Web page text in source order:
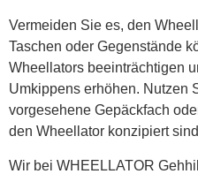
Vermeiden Sie es, den
Taschen oder Gegenstände
Wheellators beeinträchtigen
Umkippens erhöhen. Nutzen
vorgesehene Gepäckfach
den Wheellator konzipiert
Wir bei WHEELLATOR